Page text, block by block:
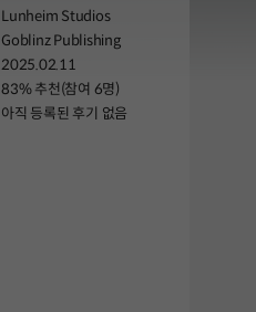
Lunheim Studios
Goblinz Publishing
2025.02.11
83% 추천(참여 6명)
아직 등록된 후기 없음